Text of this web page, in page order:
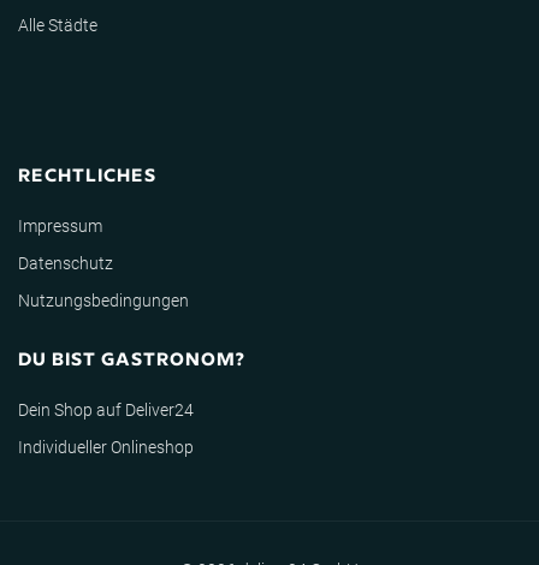
Alle Städte
RECHTLICHES
Impressum
Datenschutz
Nutzungsbedingungen
DU BIST GASTRONOM?
Dein Shop auf Deliver24
Individueller Onlineshop